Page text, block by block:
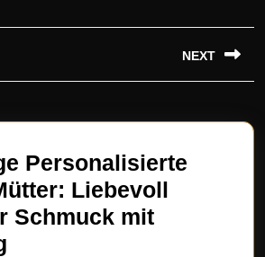
NEXT
post:
Personalisierte
Liebevoll
Schmuck mit